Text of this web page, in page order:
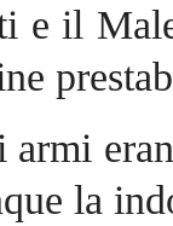
e il
la